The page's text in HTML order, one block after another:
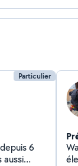
Particulier